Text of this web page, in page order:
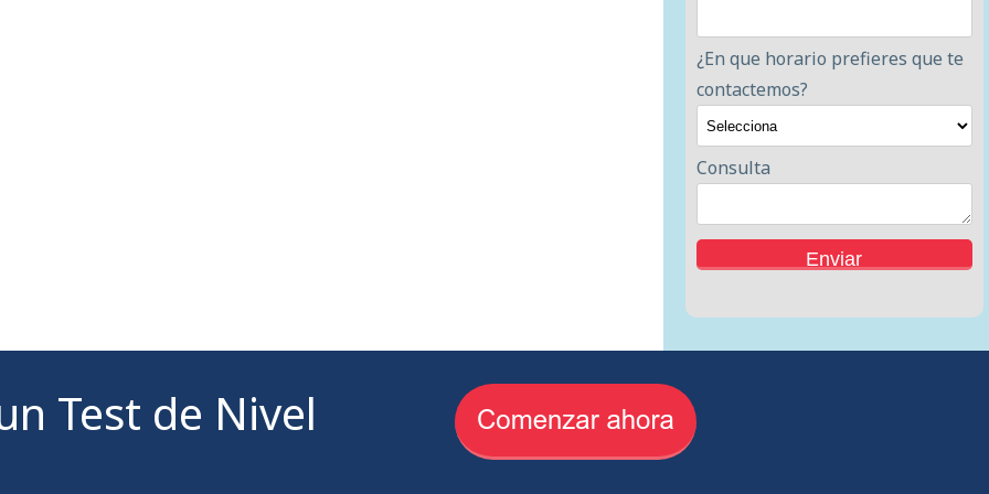
¿En que horario prefieres que te
contactemos?
Consulta
Test de Nivel